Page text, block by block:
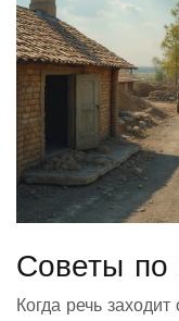
Советы по
Когда речь